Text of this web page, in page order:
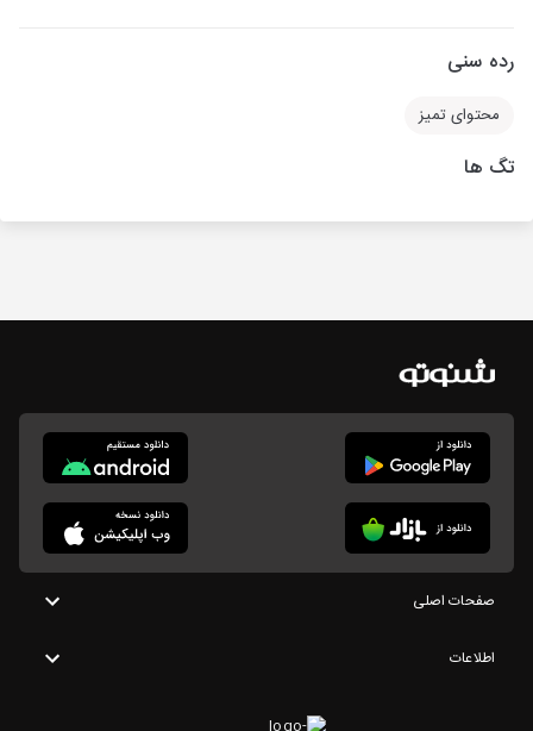
رده سنی
محتوای تمیز
تگ ها
صفحات اصلی
اطلاعات